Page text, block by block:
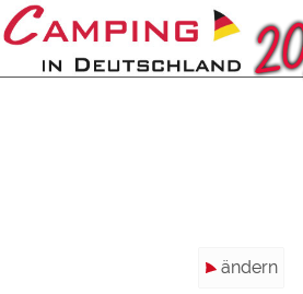
ändern